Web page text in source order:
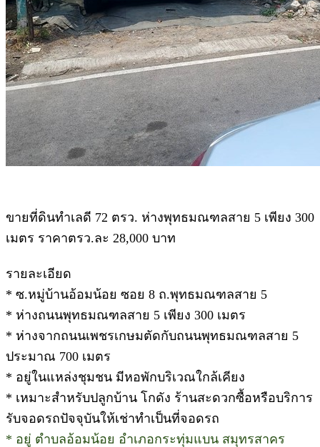
ขายที่ดินทำเลดี 72 ตรว. ห่างพุทธมณฑลสาย 5 เพียง 300
เมตร ราคาตรว.ละ 28,000 บาท
รายละเอียด
* ซ.หมู่บ้านอ้อมน้อย ซอย 8 ถ.พุทธมณฑลสาย 5
* ห่างถนนพุทธมณฑลสาย 5 เพียง 300 เมตร
* ห่างจากถนนเพชรเกษมตัดกับถนนพุทธมณฑลสาย 5
ประมาณ 700 เมตร
* อยู่ในแหล่งชุมชน มีหอพักบริเวณใกล้เคียง
* เหมาะสำหรับปลูกบ้าน โกดัง ร้านสะดวกซื้อหรือบริการ
รับจอดรถปัจจุบันให้เช่าทำเป็นที่จอดรถ
* อยู่ ตำบลอ้อมน้อย อำเภอกระทุ่มแบน สมุทรสาคร